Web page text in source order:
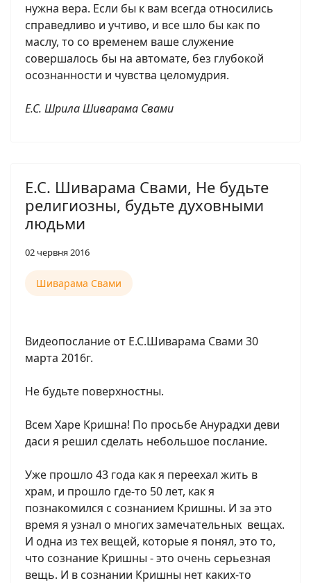
нужна вера. Если бы к вам всегда относились
справедливо и учтиво, и все шло бы как по
маслу, то со временем ваше служение
совершалось бы на автомате, без глубокой
осознанности и чувства целомудрия.
Е.С. Шрила Шиварама Свами
Е.С. Шиварама Свами, Не будьте
религиозны, будьте духовными
людьми
02 червня 2016
Шиварама Свами
Видеопослание от Е.С.Шиварама Свами 30
марта 2016г.
Не будьте поверхностны.
Всем Харе Кришна! По просьбе Анурадхи деви
даси я решил сделать небольшое послание.
Уже прошло 43 года как я переехал жить в
храм, и прошло где-то 50 лет, как я
познакомился с сознанием Кришны. И за это
время я узнал о многих замечательных вещах.
И одна из тех вещей, которые я понял, это то,
что сознание Кришны - это очень серьезная
вещь. И в сознании Кришны нет каких-то